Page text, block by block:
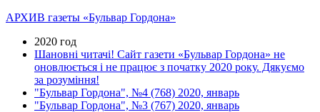
АРХИВ газеты «Бульвар Гордона»
2020 год
Шановні читачі! Сайт газети «Бульвар Гордона» не
оновлюється і не працює з початку 2020 року. Дякуємо
за розуміння!
"Бульвар Гордона", №4 (768) 2020, январь
"Бульвар Гордона", №3 (767) 2020, январь